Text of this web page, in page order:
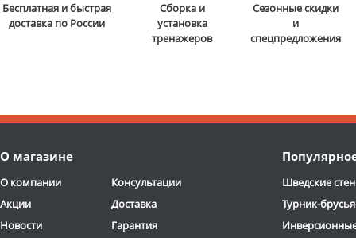
Бесплатная и быстрая
доставка по России
Сборка и
установка
тренажеров
Сезонные скидки
и
спецпредложения
О магазине
О компании
Акции
Новости
Консультации
Доставка
Гарантия
Шведские
Турник-